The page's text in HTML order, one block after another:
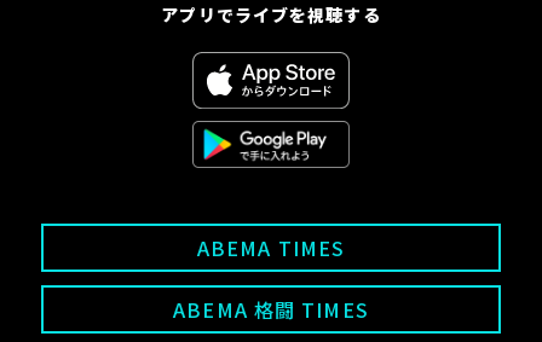
アプリでライブを視聴する
ABEMA TIMES
ABEMA 格闘 TIMES